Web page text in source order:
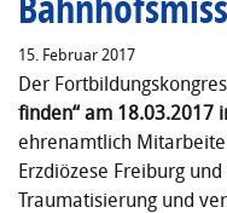
15. Februar 2017
Der
finden“ am 18.03.2017
ehrenamtlich
Erzdiözese Freiburg
Traumatisierung und